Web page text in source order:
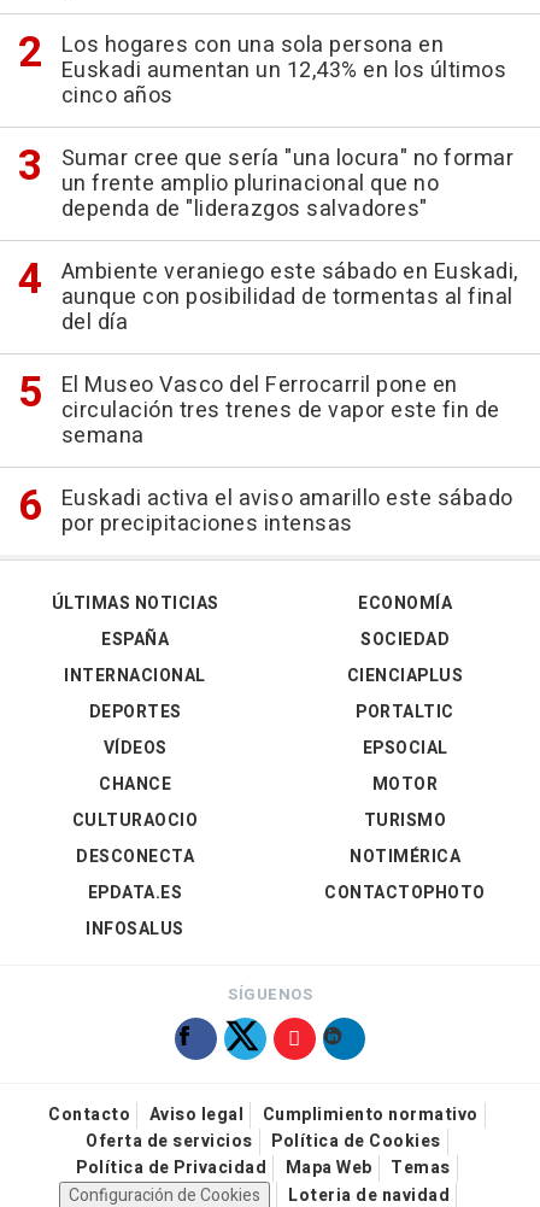
Los hogares con una sola persona en
Euskadi aumentan un 12,43% en los últimos
cinco años
Sumar cree que sería "una locura" no formar
un frente amplio plurinacional que no
dependa de "liderazgos salvadores"
Ambiente veraniego este sábado en Euskadi,
aunque con posibilidad de tormentas al final
del día
El Museo Vasco del Ferrocarril pone en
circulación tres trenes de vapor este fin de
semana
Euskadi activa el aviso amarillo este sábado
por precipitaciones intensas
ÚLTIMAS NOTICIAS
ESPAÑA
INTERNACIONAL
DEPORTES
VÍDEOS
ECONOMÍA
SOCIEDAD
CIENCIAPLUS
PORTALTIC
EPSOCIAL
CHANCE
CULTURAOCIO
DESCONECTA
EPDATA.ES
INFOSALUS
MOTOR
TURISMO
NOTIMÉRICA
CONTACTOPHOTO
SÍGUENOS
Contacto Aviso legal
Cumplimiento normativo
Oferta de servicios
Política de Cookies
Política de Privacidad
Mapa Web
Temas
Configuración de Cookies
Loteria de navidad